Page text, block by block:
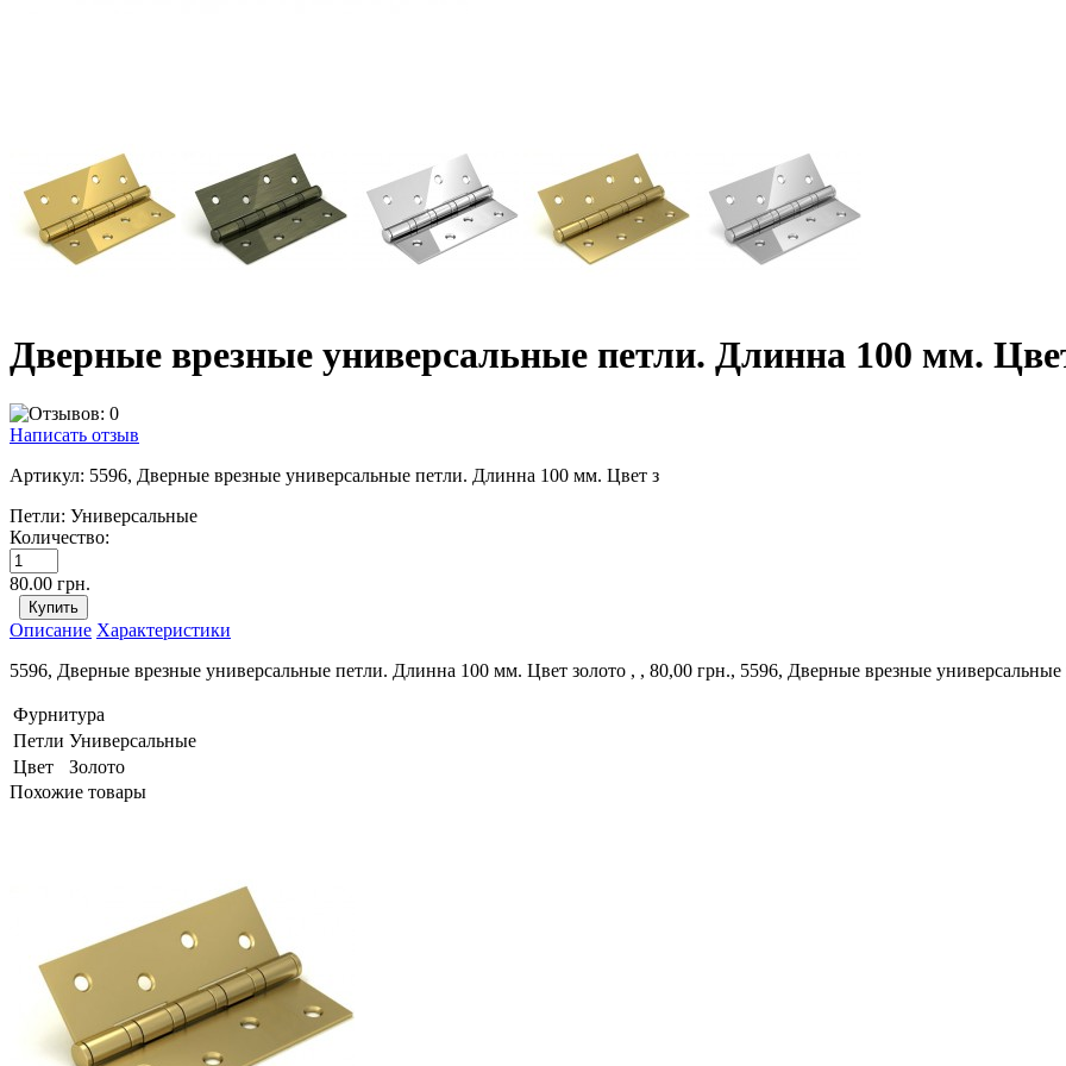
Дверные врезные универсальные петли. Длинна 100 мм.
Написать отзыв
Артикул: 5596, Дверные врезные универсальные петли. Длинна 100 мм. Цвет з
Петли: Универсальные
Количество:
80.00 грн.
Описание Характеристики
5596, Дверные врезные универсальные петли. Длинна 100 мм. Цвет золото , , 80,00 грн., 5596, Дверные врезные
Фурнитура
Петли Универсальные
Цвет
Золото
Похожие товары